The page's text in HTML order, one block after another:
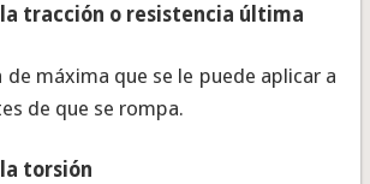
tracción o resistencia última
de máxima que se le puede aplicar a
de que se rompa.
torsión